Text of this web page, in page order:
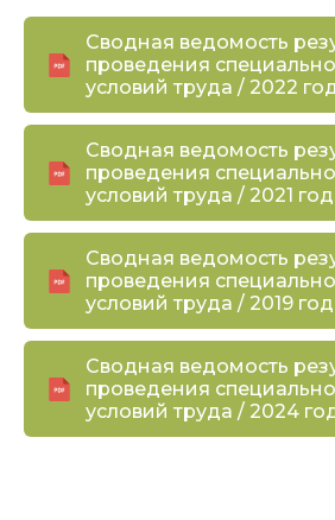
проведения
условий труда:
Сводная ведомость
проведения
условий труда / 2022
Сводная ведомость
проведения
условий труда / 2021 год
Сводная ведомость
проведения
условий труда / 2019 год
Сводная ведомость
проведения
условий труда / 2024